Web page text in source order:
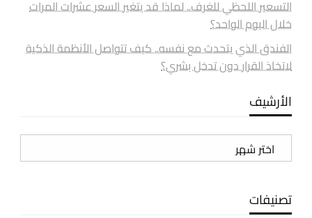
التسعير اللحظي للغرف.. لماذا قد يتغير السعر عشرات المرات
خلال اليوم الواحد؟
الفندق الذي يتحدث مع نفسه.. كيف تتواصل الأنظمة الذكية
لاتخاذ القرار دون تدخل بشري؟
الأرشيف
الأرشيف
تصنيفات